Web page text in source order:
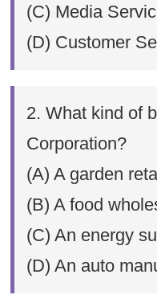
(C) Media
(D) Customer
2. What kind of
Corporation?
(A) A garden
(B) A food
(C) An energy
(D) An auto